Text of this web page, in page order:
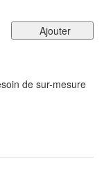
Ajouter
de sur-mesure